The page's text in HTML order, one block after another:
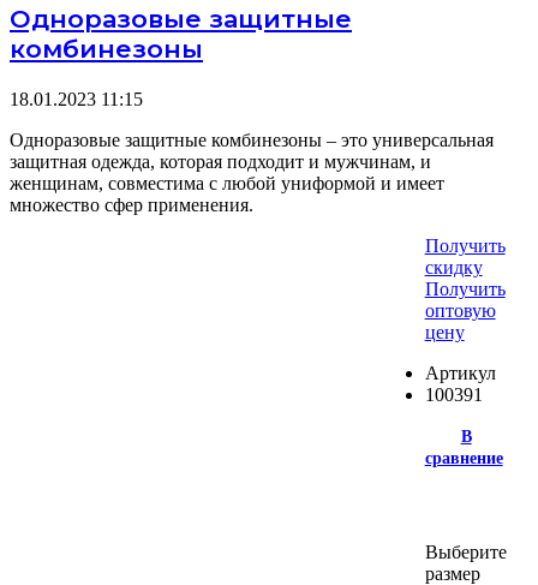
Одноразовые защитные
комбинезоны
18.01.2023 11:15
Одноразовые защитные комбинезоны – это универсальная
защитная одежда, которая подходит и мужчинам, и
женщинам, совместима с любой униформой и имеет
множество сфер применения.
Получить
скидку
Получить
оптовую
цену
Артикул
100391
В
сравнение
Выберите
размер